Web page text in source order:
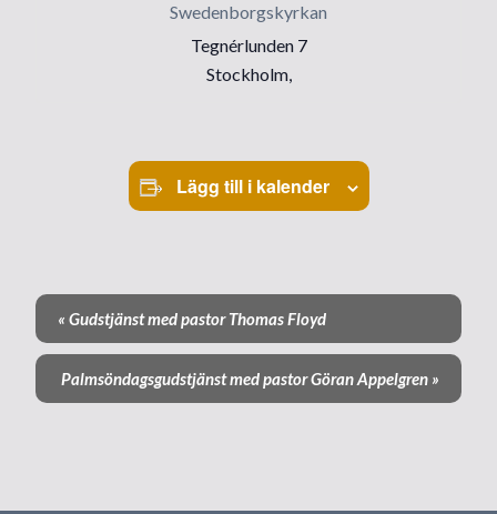
Swedenborgskyrkan
Tegnérlunden 7
Stockholm,
Lägg till i kalender
E
e
« Gudstjänst med pastor Thomas Floyd
Palmsöndagsgudstjänst med pastor Göran Appelgren »